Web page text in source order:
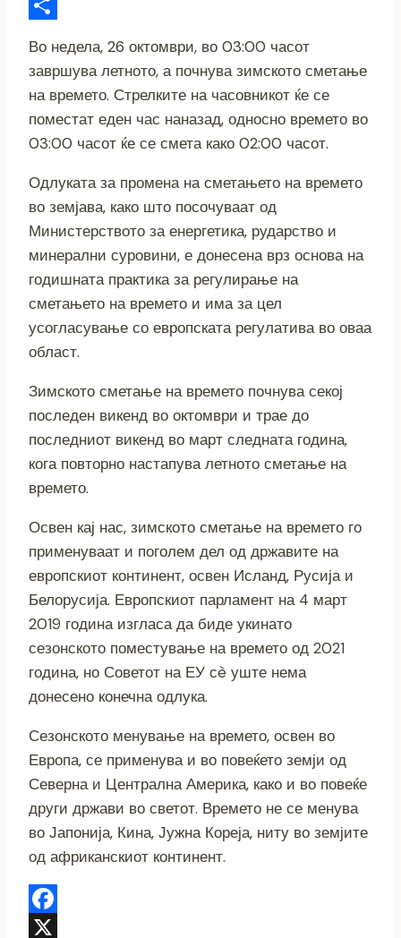
Link
Email
Во недела, 26 октомври, во 03:00 часот
завршува летното, а почнува зимското сметање
на времето. Стрелките на часовникот ќе се
поместат еден час наназад, односно времето во
03:00 часот ќе се смета како 02:00 часот.
Одлуката за промена на сметањето на времето
во земјава, како што посочуваат од
Министерството за енергетика, рударство и
минерални суровини, е донесена врз основа на
годишната практика за регулирање на
сметањето на времето и има за цел
усогласување со европската регулатива во оваа
област.
Зимското сметање на времето почнува секој
последен викенд во октомври и трае до
последниот викенд во март следната година,
кога повторно настапува летното сметање на
времето.
Освен кај нас, зимското сметање на времето го
применуваат и поголем дел од државите на
европскиот континент, освен Исланд, Русија и
Белорусија. Европскиот парламент на 4 март
2019 година изгласа да биде укинато
сезонското поместување на времето од 2021
година, но Советот на ЕУ сè уште нема
донесено конечна одлука.
Сезонското менување на времето, освен во
Европа, се применува и во повеќето земји од
Северна и Централна Америка, како и во повеќе
други држави во светот. Времето не се менува
во Јапонија, Кина, Јужна Кореја, ниту во земјите
од африканскиот континент.
Facebook